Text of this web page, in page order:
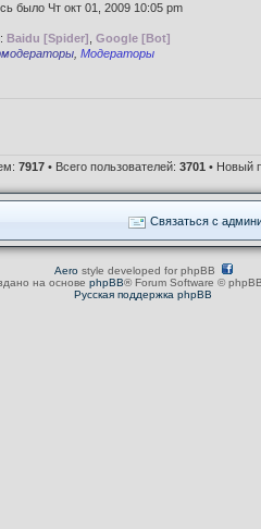
было Чт окт 01, 2009 10:05 pm
Baidu [Spider] Google [Bot]
Модераторы
7917 • Всего пользователей: 3701 • Новый
Связаться с
Aerostyle developed for phpBB
на основе phpBB® Forum Software ©
Русская поддержка phpBB